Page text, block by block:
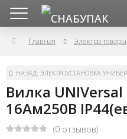
Главная Электро товары
НАЗАД: ЭЛЕКТРОУСТАНОВКА
Вилка
16Ам250В
(0 отзывов)